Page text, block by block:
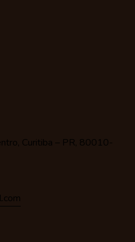
Curitiba – PR, 80010-